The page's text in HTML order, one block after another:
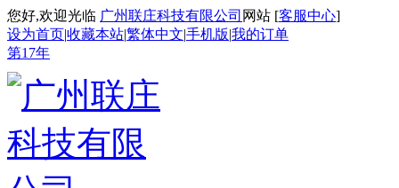
您好,欢迎光临 广州联庄科技有限公司 网站 [客服中心]
设为首页|收藏本站|繁体中文|手机版|我的订单
第17年